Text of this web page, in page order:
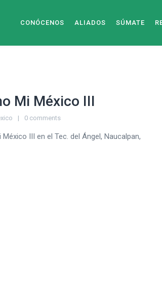
CONÓCENOS ALIADOS SÚMATE
Mi México III
0 comments
III en el Tec. del Ángel, Naucalpan,